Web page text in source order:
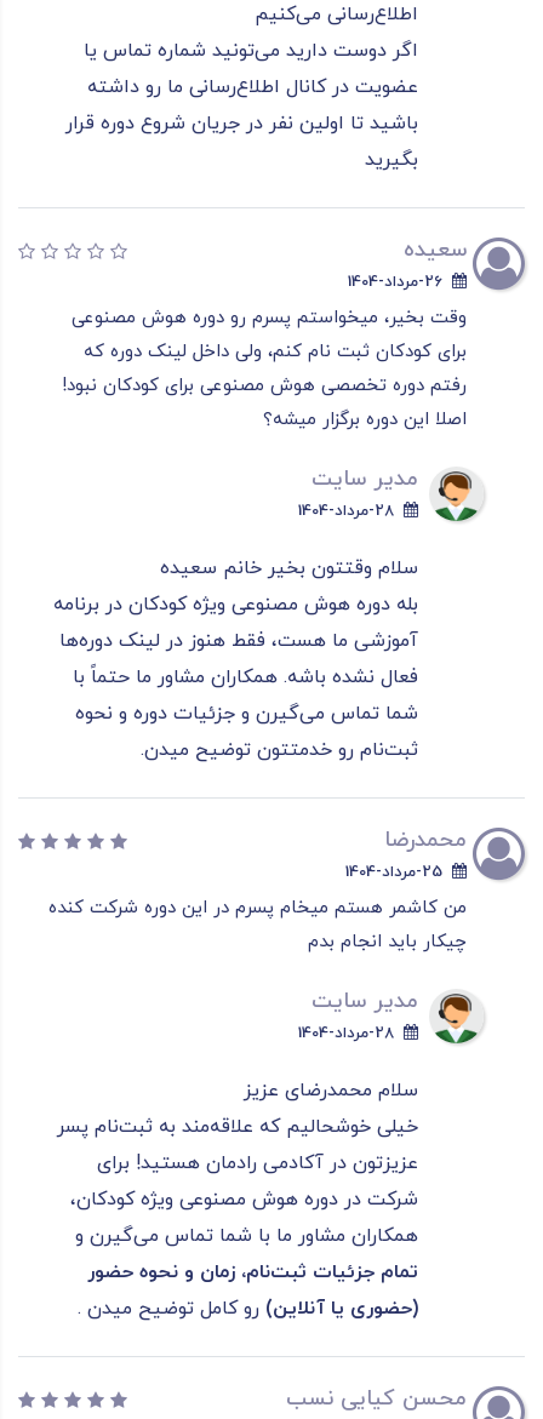
اطلاع‌رسانی می‌کنیم
اگر دوست دارید می‌تونید شماره تماس یا
عضویت در کانال اطلاع‌رسانی ما رو داشته
باشید تا اولین نفر در جریان شروع دوره قرار
بگیرید
سعیده
26-مرداد-1404
وقت بخیر، میخواستم پسرم رو دوره هوش مصنوعی
برای کودکان ثبت نام کنم، ولی داخل لینک دوره که
رفتم دوره تخصصی هوش مصنوعی برای کودکان نبود!
اصلا این دوره برگزار میشه؟
مدیر سایت
28-مرداد-1404
سلام وقتتون بخیر خانم سعیده
بله دوره هوش مصنوعی ویژه کودکان در برنامه
آموزشی ما هست، فقط هنوز در لینک دوره‌ها
فعال نشده باشه. همکاران مشاور ما حتماً با
شما تماس می‌گیرن و جزئیات دوره و نحوه
ثبت‌نام رو خدمتتون توضیح میدن.
محمدرضا
25-مرداد-1404
من کاشمر هستم میخام پسرم در این دوره شرکت کنده
چیکار باید انجام بدم
مدیر سایت
28-مرداد-1404
سلام محمدرضای عزیز
خیلی خوشحالیم که علاقه‌مند به ثبت‌نام پسر
عزیزتون در آکادمی رادمان هستید! برای
شرکت در دوره هوش مصنوعی ویژه کودکان،
همکاران مشاور ما با شما تماس می‌گیرن و
تمام جزئیات ثبت‌نام، زمان و نحوه حضور
(حضوری یا آنلاین) رو کامل توضیح میدن .
محسن کیایی نسب